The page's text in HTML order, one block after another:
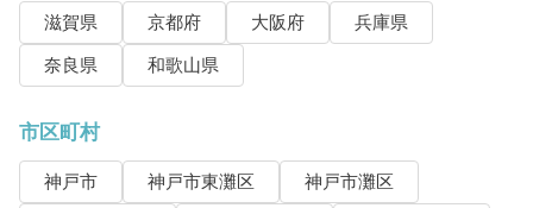
滋賀県 京都府 大阪府
兵庫県
奈良県
和歌山県
市区町村
神戸市 神戸市東灘区
神戸市灘区